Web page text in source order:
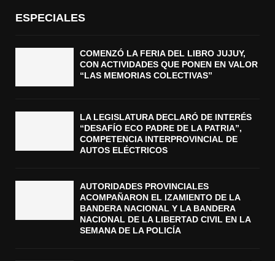
ESPECIALES
COMENZÓ LA FERIA DEL LIBRO JUJUY,
CON ACTIVIDADES QUE PONEN EN VALOR
“LAS MEMORIAS COLECTIVAS”
LA LEGISLATURA DECLARÓ DE INTERÉS
“DESAFÍO ECO PADRE DE LA PATRIA”,
COMPETENCIA INTERPROVINCIAL DE
AUTOS ELÉCTRICOS
AUTORIDADES PROVINCIALES
ACOMPAÑARON EL IZAMIENTO DE LA
BANDERA NACIONAL Y LA BANDERA
NACIONAL DE LA LIBERTAD CIVIL EN LA
SEMANA DE LA POLICÍA